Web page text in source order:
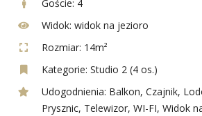
Goście: 4
Widok: widok na jezioro
Rozmiar: 14m²
Kategorie: Studio 2 (4 os.)
Udogodnienia: Balkon, Czajnik,
Prysznic, Telewizor, WI-FI, Widok